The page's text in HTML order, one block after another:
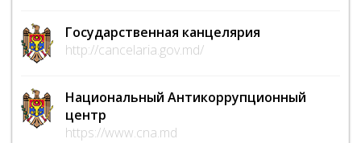
Государственная канцелярия
http://cancelaria.gov.md/
Национальный Антикоррупционный
центр
https://www.cna.md